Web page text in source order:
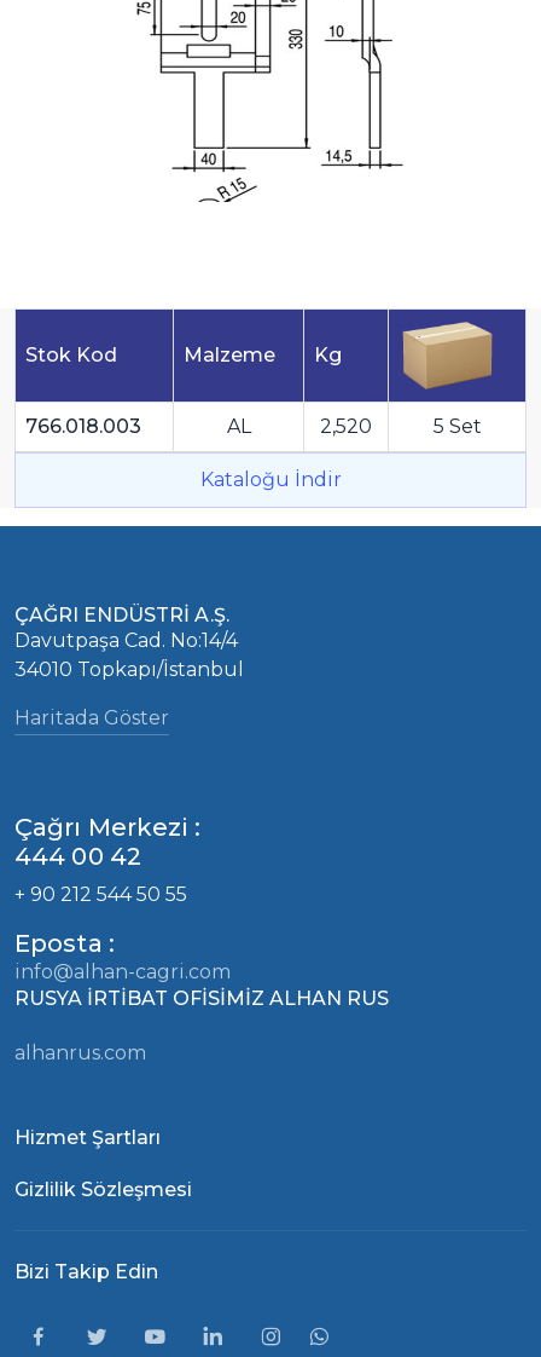
Stok Kod Malzeme Kg
766.018.003 AL 2,520 5 Set
Kataloğu İndir
ÇAĞRI ENDÜSTRİ A.Ş.
Davutpaşa Cad. No:14/4
34010 Topkapı/İstanbul
Haritada Göster
Çağrı Merkezi :
444 00 42
+ 90 212 544 50 55
Eposta :
info@alhan-cagri.com
RUSYA İRTİBAT OFİSİMİZ ALHAN RUS
alhanrus.com
Hizmet Şartları
Gizlilik Sözleşmesi
Bizi Takip Edin